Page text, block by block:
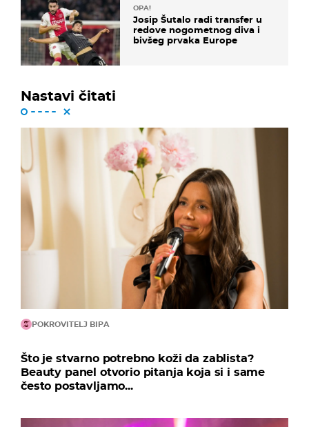
OPA!
Josip Šutalo radi transfer u
redove nogometnog diva i
bivšeg prvaka Europe
Nastavi čitati
POKROVITELJ BIPA
Što je stvarno potrebno koži da zablista?
Beauty panel otvorio pitanja koja si i same
često postavljamo...